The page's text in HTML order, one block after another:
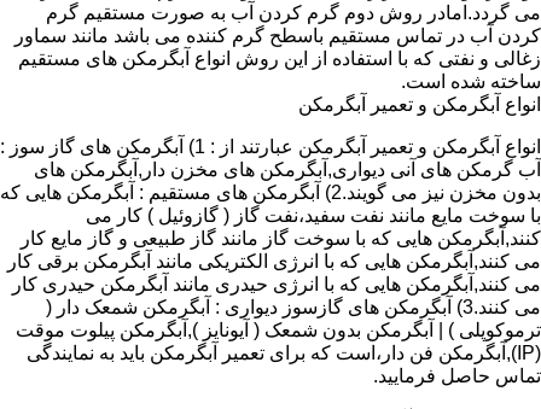
می گردد.امادر روش دوم گرم کردن آب به صورت مستقیم گرم
کردن آب در تماس مستقیم باسطح گرم کننده می باشد مانند سماور
زغالی و نفتی که با استفاده از این روش انواع آبگرمکن های مستقیم
ساخته شده است.
انواع آبگرمکن و تعمیر آبگرمکن
انواع آبگرمکن و تعمیر آبگرمکن عبارتند از : 1) آبگرمکن های گاز سوز :
آب گرمکن های آنی دیواری,آبگرمکن های مخزن دار,آبگرمکن های
بدون مخزن نیز می گویند.2) آبگرمکن های مستقیم : آبگرمکن هایی که
با سوخت مایع مانند نفت سفید،نفت گاز ( گازوئیل ) کار می
کنند,آبگرمکن هایی که با سوخت گاز مانند گاز طبیعی و گاز مایع کار
می کنند,آبگرمکن هایی که با انرژی الکتریکی مانند آبگرمکن برقی کار
می کنند,آبگرمکن هایی که با انرژی حیدری مانند آبگرمکن حیدری کار
می کنند.3) آبگرمکن های گازسوز دیواری : آبگرمکن شمعک دار (
ترموکوپلی ) | آبگرمکن بدون شمعک ( آیونایز ),آبگرمکن پیلوت موقت
(IP),آبگرمکن فن دار،است که برای تعمیر آبگرمکن باید به نمایندگی
تماس حاصل فرمایید.